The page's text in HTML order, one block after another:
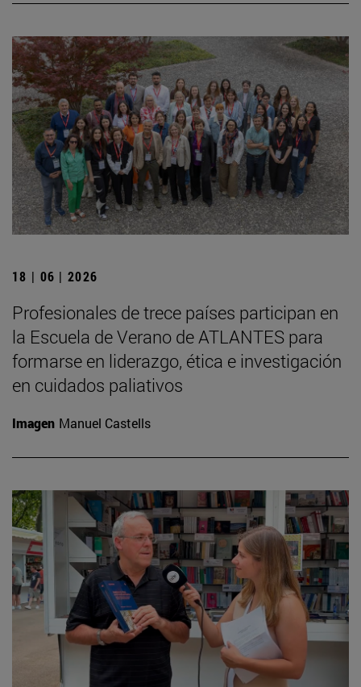
18 | 06 | 2026
Profesionales de trece países participan en
la Escuela de Verano de ATLANTES para
formarse en liderazgo, ética e investigación
en cuidados paliativos
Imagen Manuel Castells